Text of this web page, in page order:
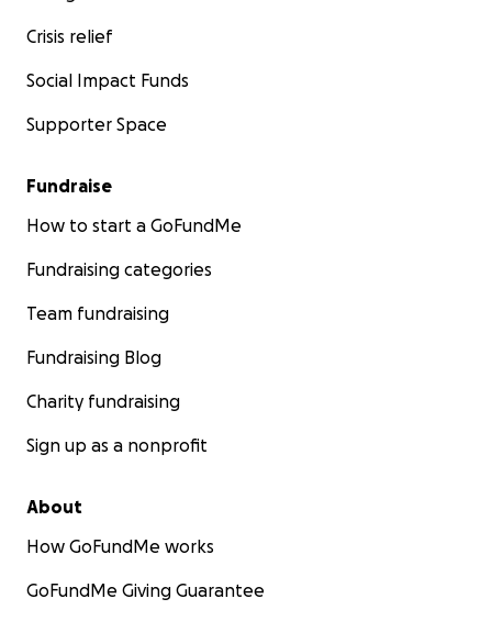
Crisis relief
Social Impact Funds
Supporter Space
Fundraise
How to start a GoFundMe
Fundraising categories
Team fundraising
Fundraising Blog
Charity fundraising
Sign up as a nonprofit
About
How GoFundMe works
GoFundMe Giving Guarantee